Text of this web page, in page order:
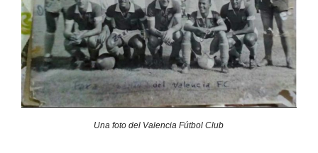
Una foto del Valencia Fútbol Club